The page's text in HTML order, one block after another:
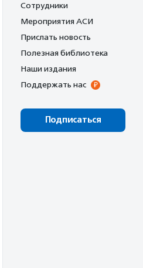
Сотрудники
Мероприятия АСИ
Прислать новость
Полезная библиотека
Наши издания
Поддержать нас
Подписаться